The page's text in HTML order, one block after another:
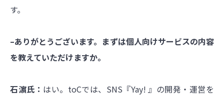
す。
–ありがとうございます。まずは個人向けサービスの内容
を教えていただけますか。
石濵氏： はい。toCでは、SNS『Yay! 』の開発・運営を